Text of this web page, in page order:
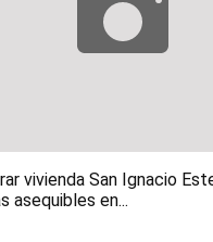
vivienda San Ignacio
asequibles en...